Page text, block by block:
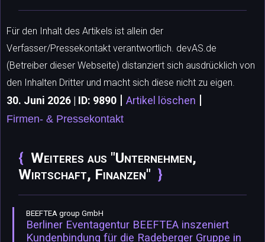
Für den Inhalt des Artikels ist allein der
Verfasser/Pressekontakt verantwortlich. devAS.de
(Betreiber dieser Webseite) distanziert sich ausdrücklich von
den Inhalten Dritter und macht sich diese nicht zu eigen.
30. Juni 2026 | ID: 9890 | Artikel löschen |
Firmen- & Pressekontakt
Weiteres aus "Unternehmen,
Wirtschaft, Finanzen"
BEEFTEA group GmbH
Berliner Eventagentur BEEFTEA inszeniert
Kundenbindung für die Radeberger Gruppe in